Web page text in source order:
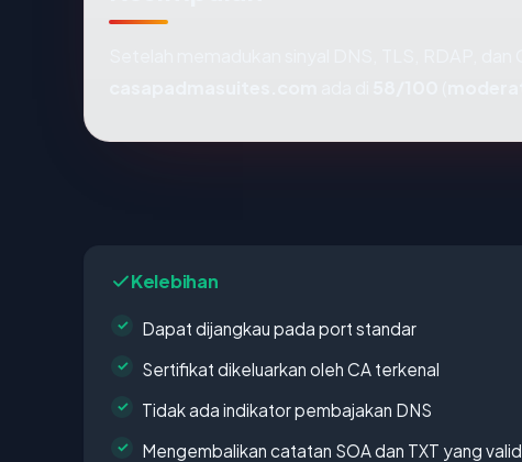
Kelebihan
Dapat dijangkau pada port standar
Sertifikat dikeluarkan oleh CA terkenal
Tidak ada indikator pembajakan DNS
Mengembalikan catatan SOA dan TXT yang valid